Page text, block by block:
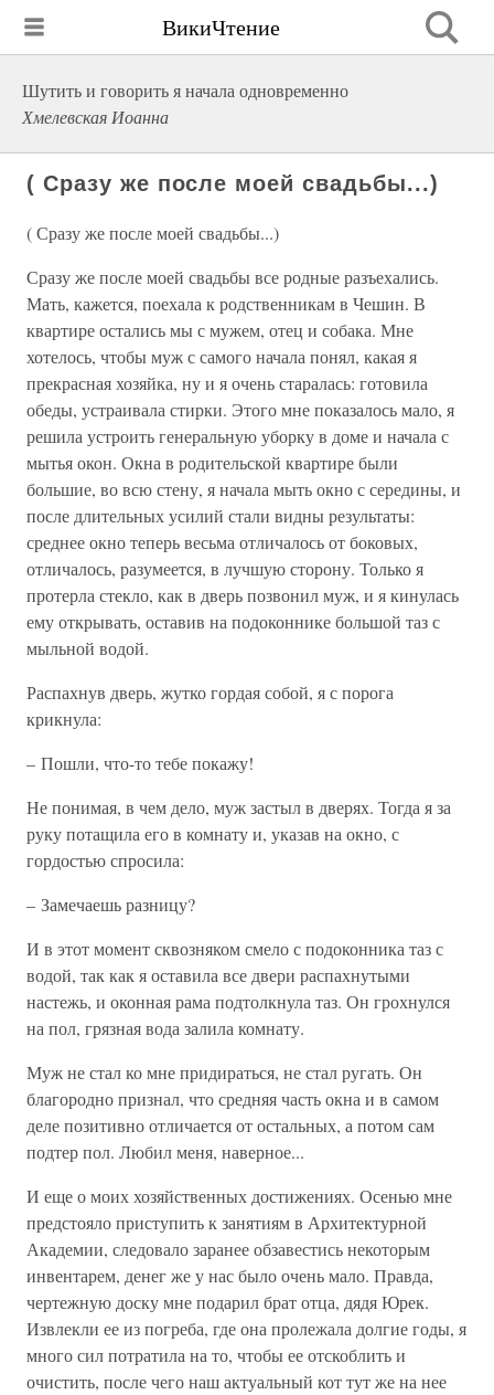
ВикиЧтение
Шутить и говорить я начала одновременно
Хмелевская Иоанна
( Сразу же после моей свадьбы...)
( Сразу же после моей свадьбы...)
Сразу же после моей свадьбы все родные разъехались.
Мать, кажется, поехала к родственникам в Чешин. В
квартире остались мы с мужем, отец и собака. Мне
хотелось, чтобы муж с самого начала понял, какая я
прекрасная хозяйка, ну и я очень старалась: готовила
обеды, устраивала стирки. Этого мне показалось мало, я
решила устроить генеральную уборку в доме и начала с
мытья окон. Окна в родительской квартире были
большие, во всю стену, я начала мыть окно с середины, и
после длительных усилий стали видны результаты:
среднее окно теперь весьма отличалось от боковых,
отличалось, разумеется, в лучшую сторону. Только я
протерла стекло, как в дверь позвонил муж, и я кинулась
ему открывать, оставив на подоконнике большой таз с
мыльной водой.
Распахнув дверь, жутко гордая собой, я с порога
крикнула:
– Пошли, что-то тебе покажу!
Не понимая, в чем дело, муж застыл в дверях. Тогда я за
руку потащила его в комнату и, указав на окно, с
гордостью спросила:
– Замечаешь разницу?
И в этот момент сквозняком смело с подоконника таз с
водой, так как я оставила все двери распахнутыми
настежь, и оконная рама подтолкнула таз. Он грохнулся
на пол, грязная вода залила комнату.
Муж не стал ко мне придираться, не стал ругать. Он
благородно признал, что средняя часть окна и в самом
деле позитивно отличается от остальных, а потом сам
подтер пол. Любил меня, наверное...
И еще о моих хозяйственных достижениях. Осенью мне
предстояло приступить к занятиям в Архитектурной
Академии, следовало заранее обзавестись некоторым
инвентарем, денег же у нас было очень мало. Правда,
чертежную доску мне подарил брат отца, дядя Юрек.
Извлекли ее из погреба, где она пролежала долгие годы, я
много сил потратила на то, чтобы ее отскоблить и
очистить, после чего наш актуальный кот тут же на нее